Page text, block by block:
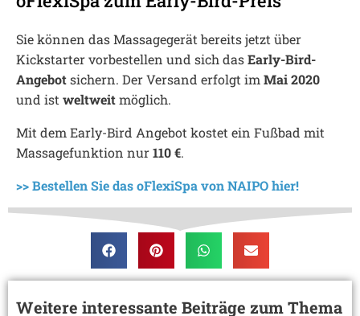
Sie können das Massagegerät bereits jetzt über
Kickstarter vorbestellen und sich dasEarly-Bird-
Angebotsichern. Der Versand erfolgt im Mai 2020
und ist weltweitmöglich.
Mit dem Early-Bird Angebot kostet ein Fußbad mit
Massagefunktion nur110 €.
>> Bestellen Sie das oFlexiSpa von NAIPO hier!
Weitere interessante Beiträge zum Thema